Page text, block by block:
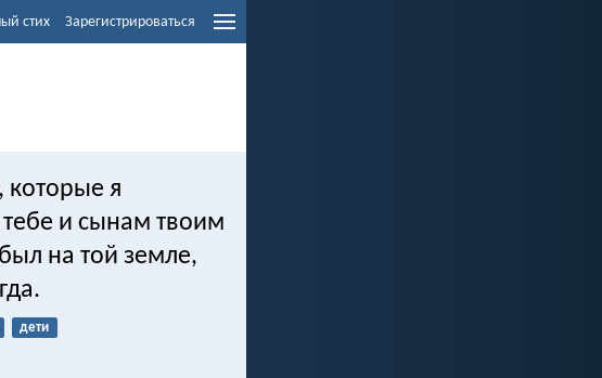
стих Зарегистрироваться
которые я
и сынам твоим
на той земле,
дети